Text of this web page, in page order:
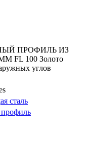
ПРОФИЛЬ ИЗ
100 Золото
углов
сталь